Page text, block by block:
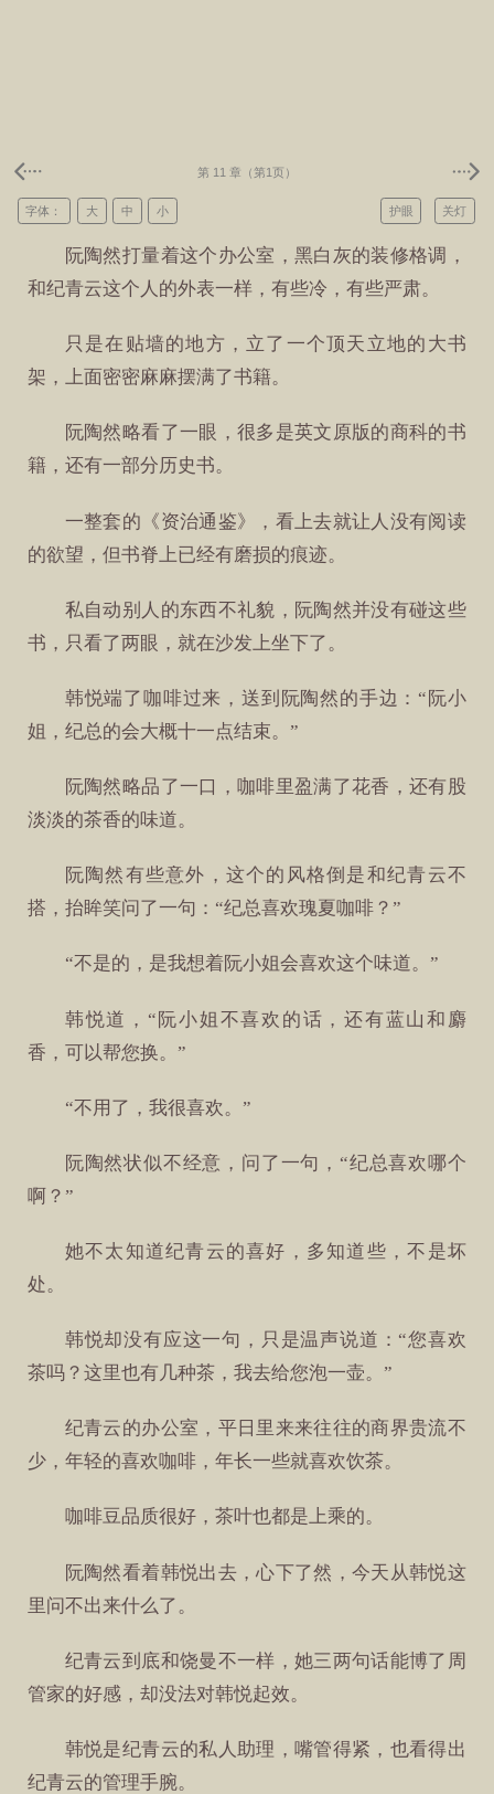
第 11 章（第1页）
关灯
护眼
字体： 大 中 小
阮陶然打量着这个办公室，黑白灰的装修格调，
和纪青云这个人的外表一样，有些冷，有些严肃。
只是在贴墙的地方，立了一个顶天立地的大书
架，上面密密麻麻摆满了书籍。
阮陶然略看了一眼，很多是英文原版的商科的书
籍，还有一部分历史书。
一整套的《资治通鉴》，看上去就让人没有阅读
的欲望，但书脊上已经有磨损的痕迹。
私自动别人的东西不礼貌，阮陶然并没有碰这些
书，只看了两眼，就在沙发上坐下了。
韩悦端了咖啡过来，送到阮陶然的手边：“阮小
姐，纪总的会大概十一点结束。”
阮陶然略品了一口，咖啡里盈满了花香，还有股
淡淡的茶香的味道。
阮陶然有些意外，这个的风格倒是和纪青云不
搭，抬眸笑问了一句：“纪总喜欢瑰夏咖啡？”
“不是的，是我想着阮小姐会喜欢这个味道。”
韩悦道，“阮小姐不喜欢的话，还有蓝山和麝
香，可以帮您换。”
“不用了，我很喜欢。”
阮陶然状似不经意，问了一句，“纪总喜欢哪个
啊？”
她不太知道纪青云的喜好，多知道些，不是坏
处。
韩悦却没有应这一句，只是温声说道：“您喜欢
茶吗？这里也有几种茶，我去给您泡一壶。”
纪青云的办公室，平日里来来往往的商界贵流不
少，年轻的喜欢咖啡，年长一些就喜欢饮茶。
咖啡豆品质很好，茶叶也都是上乘的。
阮陶然看着韩悦出去，心下了然，今天从韩悦这
里问不出来什么了。
纪青云到底和饶曼不一样，她三两句话能博了周
管家的好感，却没法对韩悦起效。
韩悦是纪青云的私人助理，嘴管得紧，也看得出
纪青云的管理手腕。